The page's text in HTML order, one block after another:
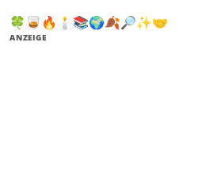
🍀🥃🔥🕯️📚🌍🍂🔎✨🤝
ANZEIGE